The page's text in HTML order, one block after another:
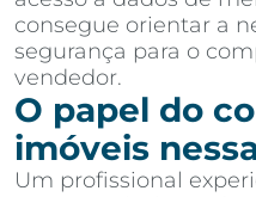
consegue orientar a
segurança para o
vendedor.
O papel do
imóveis
Um profissional